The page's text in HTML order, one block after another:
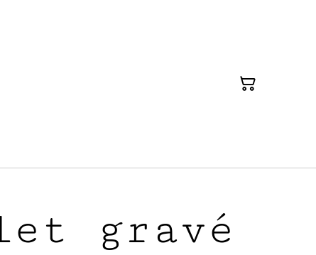
gravé